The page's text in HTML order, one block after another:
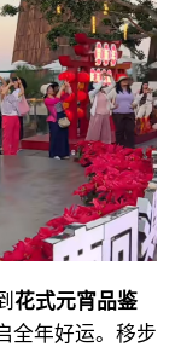
花式元宵品鉴
全年好运。移步